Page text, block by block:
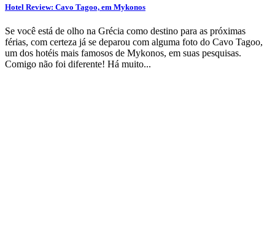
Hotel Review: Cavo Tagoo, em Mykonos
Se você está de olho na Grécia como destino para as próximas
férias, com certeza já se deparou com alguma foto do Cavo Tagoo,
um dos hotéis mais famosos de Mykonos, em suas pesquisas.
Comigo não foi diferente! Há muito...